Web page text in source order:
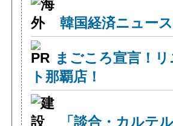
韓国経済ニュー
まごころ宣言！
ト那覇店！
「談合・カルテ